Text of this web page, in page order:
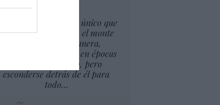
El cambio climático lo único que
suponer es que el monte
esté, de alguna manera,
disponible para arder en épocas
más largas del año, pero
esconderse detrás de él para
todo…